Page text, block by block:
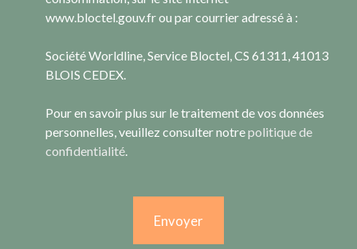
www.bloctel.gouv.fr ou par courrier adressé à :
Société Worldline, Service Bloctel, CS 61311, 41013
BLOIS CEDEX.
Pour en savoir plus sur le traitement de vos données
personnelles, veuillez consulter notrepolitique de
confidentialité.
Envoyer